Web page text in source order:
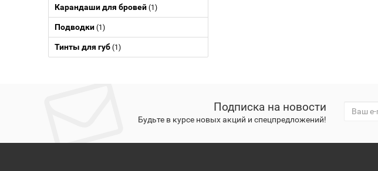
Карандаши для бровей (1)
Подводки (1)
Тинты для губ (1)
Подписка на новости
Будьте в курсе новых акций и спецпредложений!